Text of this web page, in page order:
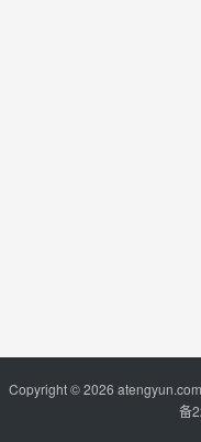
Copyright © 2026 atengyun.com
备